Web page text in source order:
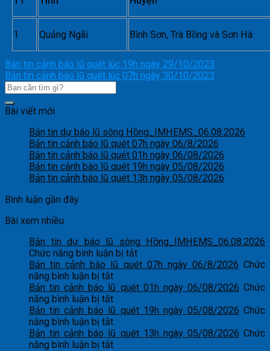
1 Quảng Ngãi Bình Sơn, Trà Bồng và Sơn Hà
Bản tin cảnh báo lũ quét lúc 19h ngày 29/10/2023
Bản tin cảnh báo lũ quét lúc 07h ngày 30/10/2023
Bài viết mới
Bản tin dự báo lũ sông Hồng_IMHEMS_06.08.2026
Bản tin cảnh báo lũ quét 07h ngày 06/8/2026
Bản tin cảnh báo lũ quét 01h ngày 06/08/2026
Bản tin cảnh báo lũ quét 19h ngày 05/08/2026
Bản tin cảnh báo lũ quét 13h ngày 05/08/2026
Bình luận gần đây
Bài xem nhiều
Bản tin dự báo lũ sông Hồng_IMHEMS_06.08.2026
Chức năng bình luận bị tắtở
Bản
dự
lũ
Hồng_IMHEMS_06.08.2026
Bản tin cảnh báo lũ quét 07h ngày 06/8/2026 Chức
năng bình luận bị tắtở
Bản
tin
cảnh
báo
lũ
quét
Bản tin cảnh báo lũ quét 01h ngày 06/08/2026 Chức
năng bình luận bị tắtở
Bản
tin
cảnh
báo
Bản tin cảnh báo lũ quét 19h ngày 05/08/2026 Chức
năng bình luận bị tắtở
Bản
tin
Bản tin cảnh báo lũ quét 13h ngày 05/08/2026 Chức
năng bình luận bị tắtở